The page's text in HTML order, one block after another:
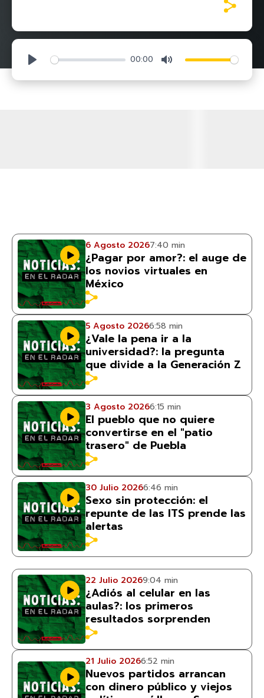
Play 00:00 Mute
6 Agosto 20267:40 min
¿Pagar por amor?: el auge de
los novios virtuales en
México
5 Agosto 20266:58 min
¿Vale la pena ir a la
universidad?: la pregunta
que divide a la Generación Z
3 Agosto 20266:15 min
El pueblo que no quiere
convertirse en el "patio
trasero" de Puebla
30 Julio 20266:46 min
Sexo sin protección: el
repunte de las ITS prende las
alertas
22 Julio 20269:04 min
¿Adiós al celular en las
aulas?: los primeros
resultados sorprenden
21 Julio 20266:52 min
Nuevos partidos arrancan
con dinero público y viejos